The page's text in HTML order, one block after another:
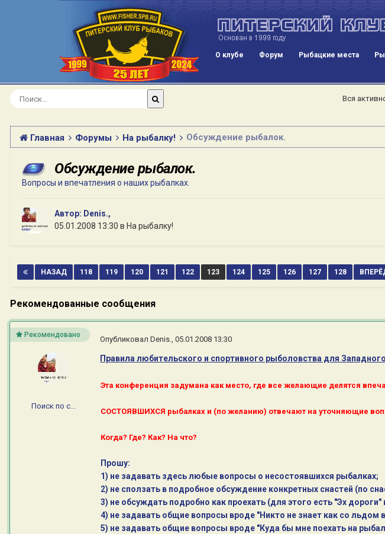
О клубе Форум Рыбацкие места
Вся
Главная Форумы На рыбалку! Обсуждение рыбалок.
Обсуждение рыбалок.
Вопросы и впечатления о наших рыбалках.
Автор: Denis.,
05.01.2008 13:30 в На рыбалку!
НАЗАД 118 119 120 121 122 123 124 125 126 127 128
Рекомендованные сообщения
Рекомендовано
Поиск по сайту
Опубликовал Denis., 05.01.2008 13:30
Правила любительского и спортивного рыболовства для
Эта конференция задумана как место, где все желающие делятся
СОСТОЯВШИХСЯ рыбалках и (по желанию) отвечают на уточняющие
Когда? Где? Как? На что?
Прошу:
1) не задавать здесь любые вопросы о несостоявшихся рыбалках;
2) не сползать в подробное обсуждение конкретных снастей (по
3) не обсуждать подробно как проехать (для этого есть "Эх
4) не задавать общие вопросы вроде "Никто не знает как со льдом
5) не задавать общие вопросы вроде "Куда бы мне поехать на